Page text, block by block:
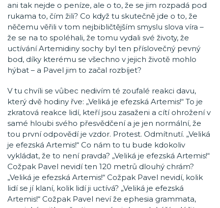
ani tak nejde o peníze, ale o to, že se jim rozpadá pod
rukama to, čím žili? Co když tu skutečně jde o to, že
něčemu věřili v tom nejbibličtějším smyslu slova víra –
že se na to spoléhali, že tomu vydali své životy, že
uctívání Artemidiny sochy byl ten příslovečný pevný
bod, díky kterému se všechno v jejich životě mohlo
hýbat – a Pavel jim to začal rozbíjet?
V tu chvíli se vůbec nedivím té zoufalé reakci davu,
který dvě hodiny řve: „Veliká je efezská Artemis!“ To je
zkratová reakce lidí, kteří jsou zasaženi a cítí ohrožení v
samé hloubi svého přesvědčení a je jen normální, že
tou první odpovědí je vzdor. Protest. Odmítnutí. „Veliká
je efezská Artemis!“ Co nám to tu bude kdokoliv
vykládat, že to není pravda? „Veliká je efezská Artemis!“
Cožpak Pavel nevidí ten 120 metrů dlouhý chrám?
„Veliká je efezská Artemis!“ Cožpak Pavel nevidí, kolik
lidí se jí klaní, kolik lidí ji uctívá? „Veliká je efezská
Artemis!“ Cožpak Pavel neví že ephesia grammata,